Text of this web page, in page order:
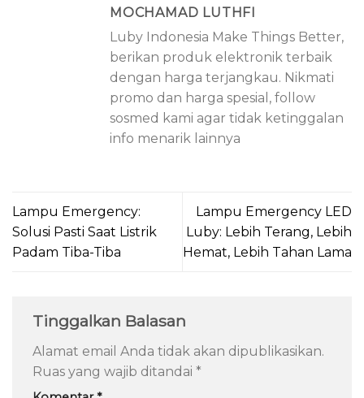
MOCHAMAD LUTHFI
Luby Indonesia Make Things Better,
berikan produk elektronik terbaik
dengan harga terjangkau. Nikmati
promo dan harga spesial, follow
sosmed kami agar tidak ketinggalan
info menarik lainnya
Lampu Emergency:
Solusi Pasti Saat Listrik
Padam Tiba-Tiba
Lampu Emergency LED
Luby: Lebih Terang, Lebih
Hemat, Lebih Tahan Lama
Tinggalkan Balasan
Alamat email Anda tidak akan dipublikasikan.
Ruas yang wajib ditandai *